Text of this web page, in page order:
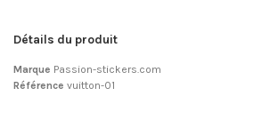
Détails du produit
Marque Passion-stickers.com
Référence vuitton-01